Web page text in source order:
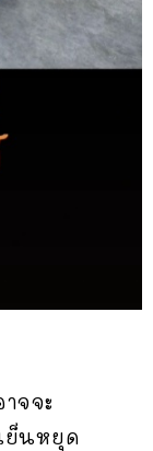
จจะ
ย็นหยุด